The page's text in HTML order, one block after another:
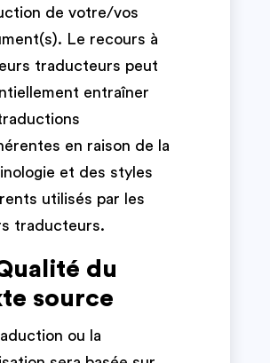
de votre/vos
Le recours à
traducteurs peut
entraîner
en raison de la
et des styles
utilisés par les
traducteurs.
du
source
ou la